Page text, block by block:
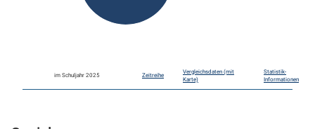
im Schuljahr 2025 Zeitreihe
Vergleichsdaten (mit
Karte)
Statistik-
Informationen